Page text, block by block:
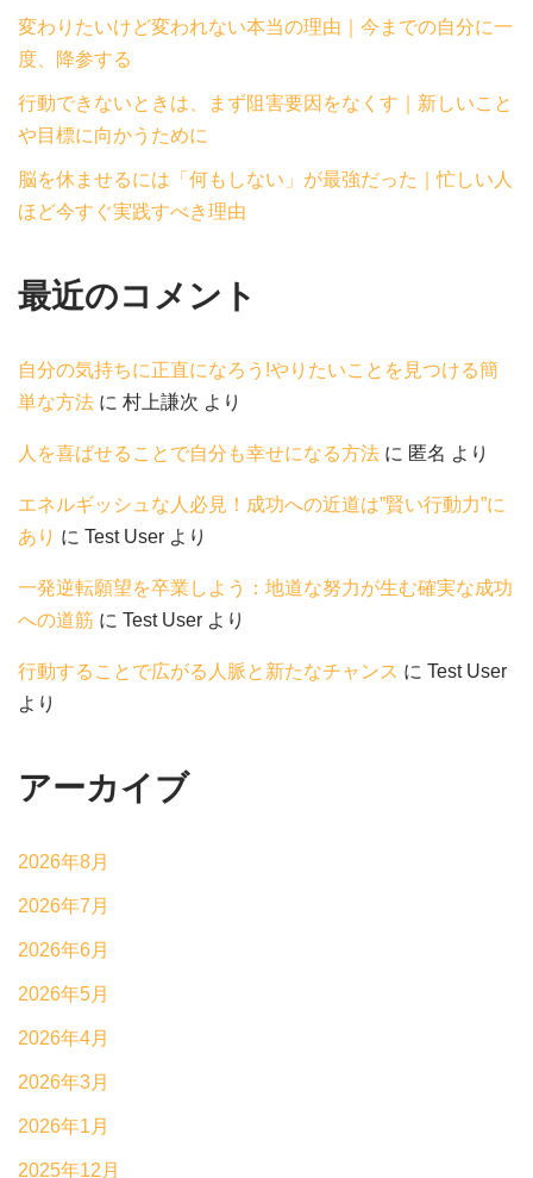
変わりたいけど変われない本当の理由｜今までの自分に一
度、降参する
行動できないときは、まず阻害要因をなくす｜新しいこと
や目標に向かうために
脳を休ませるには「何もしない」が最強だった｜忙しい人
ほど今すぐ実践すべき理由
最近のコメント
自分の気持ちに正直になろう!やりたいことを見つける簡
単な方法 に 村上謙次 より
人を喜ばせることで自分も幸せになる方法 に 匿名 より
エネルギッシュな人必見！成功への近道は”賢い行動力”に
あり に Test User より
一発逆転願望を卒業しよう：地道な努力が生む確実な成功
への道筋 に Test User より
行動することで広がる人脈と新たなチャンス に Test User
より
アーカイブ
2026年8月
2026年7月
2026年6月
2026年5月
2026年4月
2026年3月
2026年1月
2025年12月